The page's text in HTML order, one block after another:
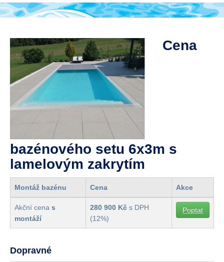
Cena
bazénového setu 6x3m s
lamelovým zakrytím
Montáž bazénu Cena Akce
Akční cena s
montáží
280 900 Kč s DPH
(12%)
Poptat
Dopravné